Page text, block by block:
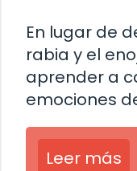
En lugar de
rabia y el
aprender a
emociones
Leer más